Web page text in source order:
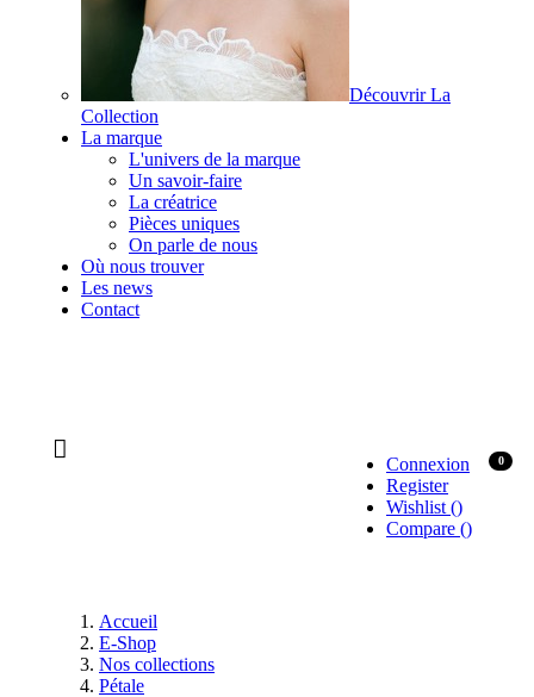
Découvrir La
Collection
La marque
L'univers de la marque
Un savoir-faire
La créatrice
Pièces uniques
On parle de nous
Où nous trouver
Les news
Contact
Connexion
Register
Wishlist ()
Compare ()
0
Accueil
E-Shop
Nos collections
Pétale